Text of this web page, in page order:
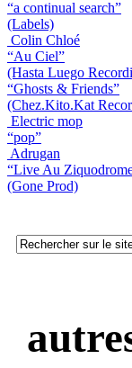
“a continual search”
(Labels)
Colin Chloé
“Au Ciel”
(Hasta Luego
“Ghosts & Friends”
(Chez.Kito.Kat
Electric mop
“pop”
Adrugan
“Live Au
(Gone Prod)